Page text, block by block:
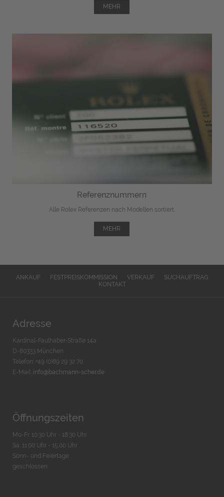
MEHR
Referenznummern
Alle Rolex Referenzen nach Modellen sortiert.
MEHR
ANKAUF FESTPREISKOMMISSION VERKAUF
SUCHAUFTRAG
KONTAKT
Adresse
Kardinal-Faulhaber-Straße 14a
D-80333 München
Telefon: +49 (0)89 29 32 70
E-Mail: info@bachmann-scher.de
Öffnungszeiten
Mo-Fr. 10:30 Uhr - 18:30 Uhr
Sa. 11:00 Uhr - 15.00 Uhr
Sonn- und Feiertage
geschlossen